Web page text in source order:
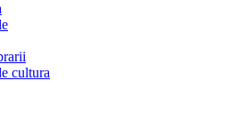
cultura